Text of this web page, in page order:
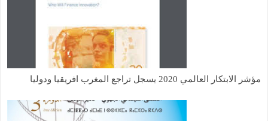
مؤشر الابتكار العالمي 2020 يسجل تراجع المغرب افريقيا ودوليا